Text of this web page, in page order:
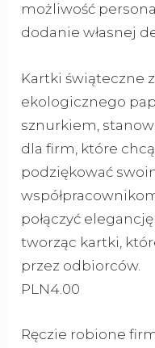
możliwość
dodanie własnej
Kartki świąteczne
ekologicznego
sznurkiem,
dla firm, które
podziękować
połączyć
tworząc kartki,
przez odbiorców.
PLN4.00
Ręczie robione